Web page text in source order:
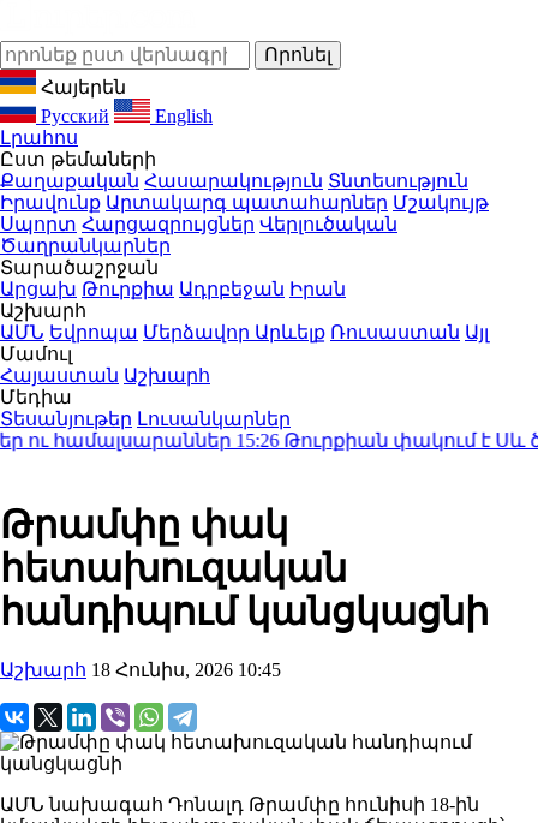
Հայերեն
Русский
English
Լրահոս
Ըստ թեմաների
Քաղաքական Հասարակություն Տնտեսություն
Իրավունք Արտակարգ պատահարներ Մշակույթ
Սպորտ Հարցազրույցներ Վերլուծական
Ծաղրանկարներ
Տարածաշրջան
Արցախ Թուրքիա Ադրբեջան Իրան
Աշխարհ
ԱՄՆ Եվրոպա Մերձավոր Արևելք Ռուսաստան Այլ
Մամուլ
Հայաստան Աշխարհ
Մեդիա
Տեսանյութեր Լուսանկարներ
համալսարաններ15:26Թուրքիան փակում է Սև
Թրամփը փակ
հետախուզական
հանդիպում կանցկացնի
Աշխարհ 18 Հունիս, 2026 10:45
ԱՄՆ նախագահ Դոնալդ Թրամփը հունիսի 18-ին